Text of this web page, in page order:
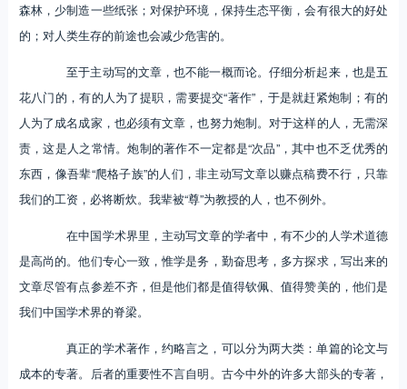
森林，少制造一些纸张；对保护环境，保持生态平衡，会有很大的好处
的；对人类生存的前途也会减少危害的。
至于主动写的文章，也不能一概而论。仔细分析起来，也是五
花八门的，有的人为了提职，需要提交“著作”，于是就赶紧炮制；有的
人为了成名成家，也必须有文章，也努力炮制。对于这样的人，无需深
责，这是人之常情。炮制的著作不一定都是“次品”，其中也不乏优秀的
东西，像吾辈“爬格子族”的人们，非主动写文章以赚点稿费不行，只靠
我们的工资，必将断炊。我辈被“尊”为教授的人，也不例外。
在中国学术界里，主动写文章的学者中，有不少的人学术道德
是高尚的。他们专心一致，惟学是务，勤奋思考，多方探求，写出来的
文章尽管有点参差不齐，但是他们都是值得钦佩、值得赞美的，他们是
我们中国学术界的脊梁。
真正的学术著作，约略言之，可以分为两大类：单篇的论文与
成本的专著。后者的重要性不言自明。古今中外的许多大部头的专著，